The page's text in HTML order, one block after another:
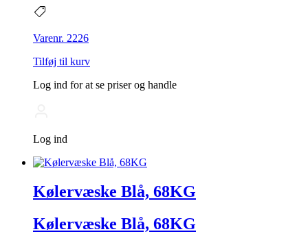
Varenr. 2226
Tilføj til kurv
Log ind for at se priser og handle
Log ind
Kølervæske Blå, 68KG
Kølervæske Blå, 68KG